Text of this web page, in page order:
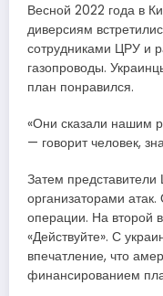
Весной 2022 года в
диверсиям
сотрудниками ЦРУ и
газопроводы.
план понравился.
«Они сказали нашим
— говорит человек,
Затем представители
организаторами
операции. На второй
«Действуйте». С
впечатление, что
финансированием